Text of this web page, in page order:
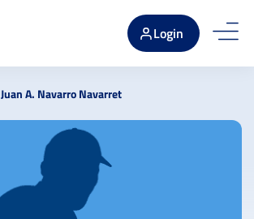
Login
Juan A. Navarro Navarret